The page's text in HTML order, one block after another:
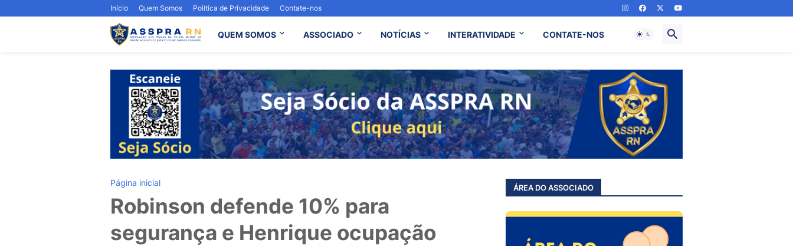
Início Quem Somos Política de Privacidade Contate-nos
QUEM SOMOS ASSOCIADO NOTÍCIAS INTERATIVIDADE CONTATE-NOS
Página inicial
Robinson defende 10% para
segurança e Henrique ocupação
ÁREA DO ASSOCIADO